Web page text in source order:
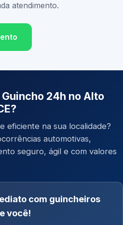
atendimento.
24h no Alto
eficiente na sua localidade?
automotivas,
seguro, ágil e com valores
com guincheiros
você!